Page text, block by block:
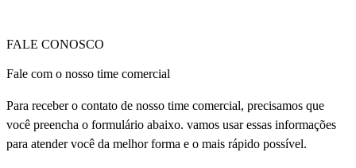
FALE CONOSCO
Fale com o nosso time comercial
Para receber o contato de nosso time comercial, precisamos que
você preencha o formulário abaixo. vamos usar essas informações
para atender você da melhor forma e o mais rápido possível.